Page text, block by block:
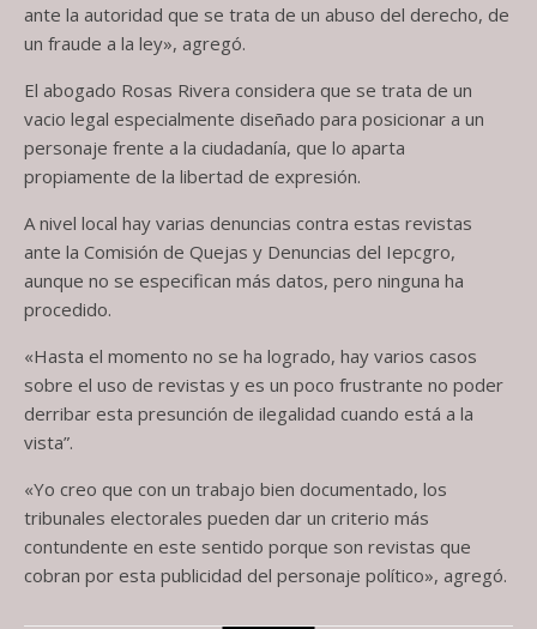
ante la autoridad que se trata de un abuso del derecho, de
un fraude a la ley», agregó.
El abogado Rosas Rivera considera que se trata de un
vacio legal especialmente diseñado para posicionar a un
personaje frente a la ciudadanía, que lo aparta
propiamente de la libertad de expresión.
A nivel local hay varias denuncias contra estas revistas
ante la Comisión de Quejas y Denuncias del Iepcgro,
aunque no se especifican más datos, pero ninguna ha
procedido.
«Hasta el momento no se ha logrado, hay varios casos
sobre el uso de revistas y es un poco frustrante no poder
derribar esta presunción de ilegalidad cuando está a la
vista”.
«Yo creo que con un trabajo bien documentado, los
tribunales electorales pueden dar un criterio más
contundente en este sentido porque son revistas que
cobran por esta publicidad del personaje político», agregó.